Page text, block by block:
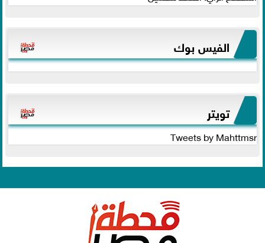
الفيس بوك
تويتر
Tweets by Mahttmsr